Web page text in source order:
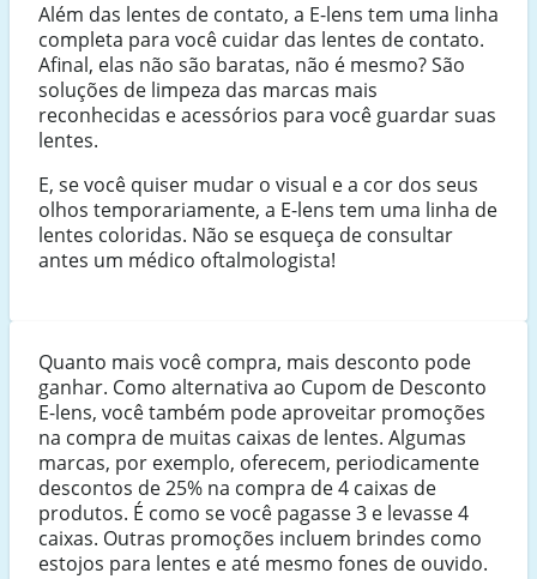
Além das lentes de contato, a E-lens tem uma linha
completa para você cuidar das lentes de contato.
Afinal, elas não são baratas, não é mesmo? São
soluções de limpeza das marcas mais
reconhecidas e acessórios para você guardar suas
lentes.
E, se você quiser mudar o visual e a cor dos seus
olhos temporariamente, a E-lens tem uma linha de
lentes coloridas. Não se esqueça de consultar
antes um médico oftalmologista!
Quanto mais você compra, mais desconto pode
ganhar. Como alternativa ao Cupom de Desconto
E-lens, você também pode aproveitar promoções
na compra de muitas caixas de lentes. Algumas
marcas, por exemplo, oferecem, periodicamente
descontos de 25% na compra de 4 caixas de
produtos. É como se você pagasse 3 e levasse 4
caixas. Outras promoções incluem brindes como
estojos para lentes e até mesmo fones de ouvido.